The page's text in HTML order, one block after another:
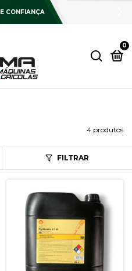
DESCONTOS DE ATÉ 9% OFF
0
4 produtos
FILTRAR